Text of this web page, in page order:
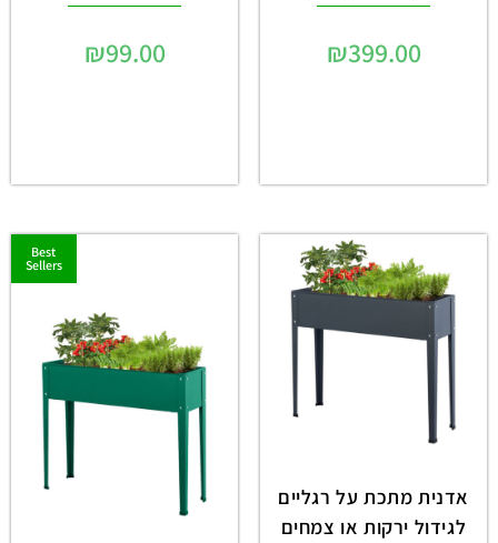
₪399.00
₪99.00
אדנית מתכת על רגליים
לגידול ירקות או צמחים
Best
Sellers